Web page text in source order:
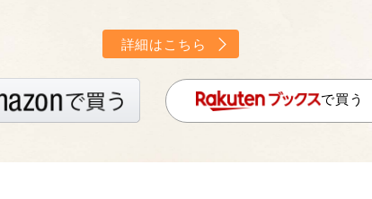
詳細はこちら
で買う